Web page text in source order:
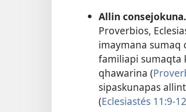
Allin consejokuna.
Proverbios,
imaymana sumaq
familiapi sumaqta
qhawarina (
sipaskunapas
(Eclesiastés 11:9-